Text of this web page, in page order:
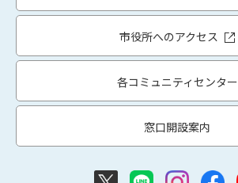
市役所へのアクセス
各コミュニティセンター
窓口開設案内